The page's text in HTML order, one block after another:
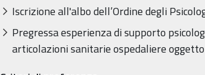
Iscrizione all'albo dell’Ordine degli
Pregressa esperienza di supporto
articolazioni sanitarie ospedaliere